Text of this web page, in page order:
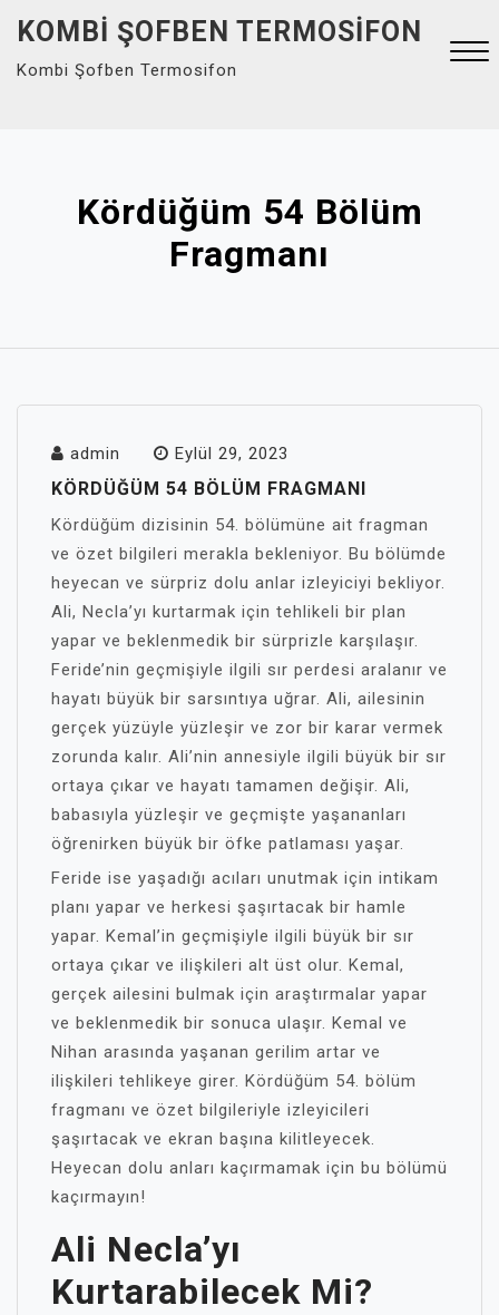
content
KOMBI ŞOFBEN TERMOSIFON
Kombi Şofben Termosifon
Kördüğüm 54 Bölüm
Fragmanı
admin Eylül 29, 2023
KÖRDÜĞÜM 54 BÖLÜM FRAGMANI
Kördüğüm dizisinin 54. bölümüne ait fragman
ve özet bilgileri merakla bekleniyor. Bu bölümde
heyecan ve sürpriz dolu anlar izleyiciyi bekliyor.
Ali, Necla’yı kurtarmak için tehlikeli bir plan
yapar ve beklenmedik bir sürprizle karşılaşır.
Feride’nin geçmişiyle ilgili sır perdesi aralanır ve
hayatı büyük bir sarsıntıya uğrar. Ali, ailesinin
gerçek yüzüyle yüzleşir ve zor bir karar vermek
zorunda kalır. Ali’nin annesiyle ilgili büyük bir sır
ortaya çıkar ve hayatı tamamen değişir. Ali,
babasıyla yüzleşir ve geçmişte yaşananları
öğrenirken büyük bir öfke patlaması yaşar.
Feride ise yaşadığı acıları unutmak için intikam
planı yapar ve herkesi şaşırtacak bir hamle
yapar. Kemal’in geçmişiyle ilgili büyük bir sır
ortaya çıkar ve ilişkileri alt üst olur. Kemal,
gerçek ailesini bulmak için araştırmalar yapar
ve beklenmedik bir sonuca ulaşır. Kemal ve
Nihan arasında yaşanan gerilim artar ve
ilişkileri tehlikeye girer. Kördüğüm 54. bölüm
fragmanı ve özet bilgileriyle izleyicileri
şaşırtacak ve ekran başına kilitleyecek.
Heyecan dolu anları kaçırmamak için bu bölümü
kaçırmayın!
Ali Necla’yı
Kurtarabilecek Mi?